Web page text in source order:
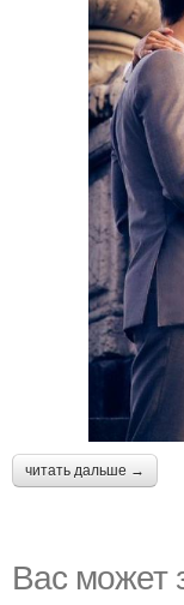
читать дальше →
Вас может